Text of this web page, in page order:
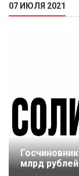
07 ИЮЛЯ 2021
млрд рублей